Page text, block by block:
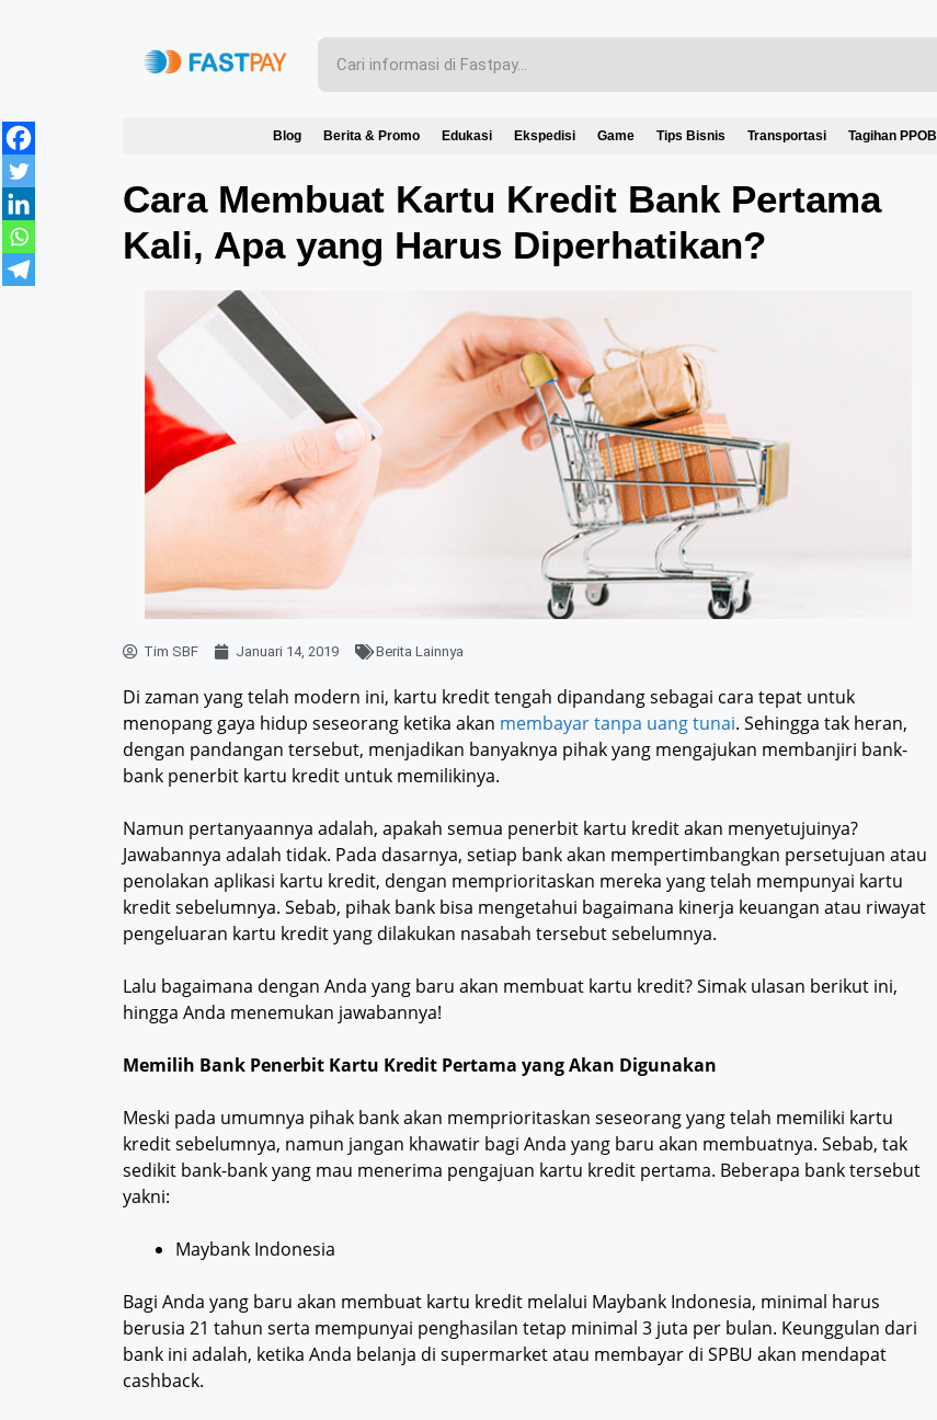
Blog Berita & Promo Edukasi Ekspedisi Game Tips Bisnis Transportasi Tagihan PPOB
Cara Membuat Kartu Kredit Bank Pertama
Kali, Apa yang Harus Diperhatikan?
Tim SBF Januari 14, 2019 Berita Lainnya
Di zaman yang telah modern ini, kartu kredit tengah dipandang sebagai cara tepat untuk
menopang gaya hidup seseorang ketika akan membayar tanpa uang tunai. Sehingga tak heran,
dengan pandangan tersebut, menjadikan banyaknya pihak yang mengajukan membanjiri bank-
bank penerbit kartu kredit untuk memilikinya.
Namun pertanyaannya adalah, apakah semua penerbit kartu kredit akan menyetujuinya?
Jawabannya adalah tidak. Pada dasarnya, setiap bank akan mempertimbangkan persetujuan atau
penolakan aplikasi kartu kredit, dengan memprioritaskan mereka yang telah mempunyai kartu
kredit sebelumnya. Sebab, pihak bank bisa mengetahui bagaimana kinerja keuangan atau riwayat
pengeluaran kartu kredit yang dilakukan nasabah tersebut sebelumnya.
Lalu bagaimana dengan Anda yang baru akan membuat kartu kredit? Simak ulasan berikut ini,
hingga Anda menemukan jawabannya!
Memilih Bank Penerbit Kartu Kredit Pertama yang Akan Digunakan
Meski pada umumnya pihak bank akan memprioritaskan seseorang yang telah memiliki kartu
kredit sebelumnya, namun jangan khawatir bagi Anda yang baru akan membuatnya. Sebab, tak
sedikit bank-bank yang mau menerima pengajuan kartu kredit pertama. Beberapa bank tersebut
yakni:
Maybank Indonesia
Bagi Anda yang baru akan membuat kartu kredit melalui Maybank Indonesia, minimal harus
berusia 21 tahun serta mempunyai penghasilan tetap minimal 3 juta per bulan. Keunggulan dari
bank ini adalah, ketika Anda belanja di supermarket atau membayar di SPBU akan mendapat
cashback.